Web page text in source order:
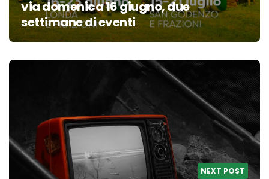
via domenica 16 giugno, due
settimane di eventi
NEXT POST